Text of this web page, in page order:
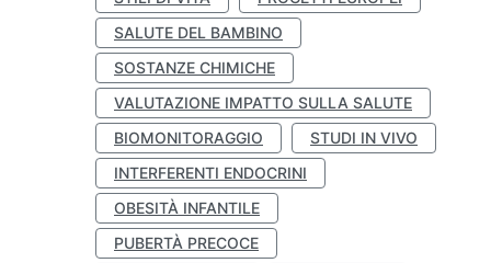
SALUTE DEL BAMBINO
SOSTANZE CHIMICHE
VALUTAZIONE IMPATTO SULLA SALUTE
BIOMONITORAGGIO
STUDI IN VIVO
INTERFERENTI ENDOCRINI
OBESITÀ INFANTILE
PUBERTÀ PRECOCE